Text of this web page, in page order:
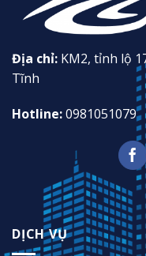
Địa chỉ: KM2, tỉnh lộ
Tĩnh
Hotline:0981051079
DỊCH VỤ